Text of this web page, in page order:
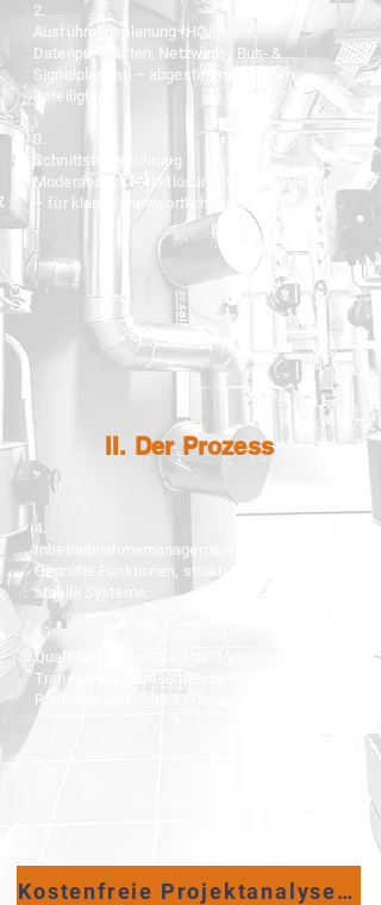
2.
Ausführungsplanung (HOAI 5)
Datenpunktlisten, Netzwerk-, Bus- &
Signalplanung – abgestimmt mit allen
Beteiligten.
3.
Schnittstellenführung
Moderation, Konfliktlösung, Dokumentation
– für klare Verantwortlichkeiten.
II. Der Prozess
4.
Inbetriebnahmemanagement
Geprüfte Funktionen, strukturierte Übergabe,
stabile Systeme.
5.
Qualitätssicherung & Nachtragsprävention
Transparente Fortschrittsberichte,
Risikomanagement & Nachweise.
Kostenfreie Projektanalyse